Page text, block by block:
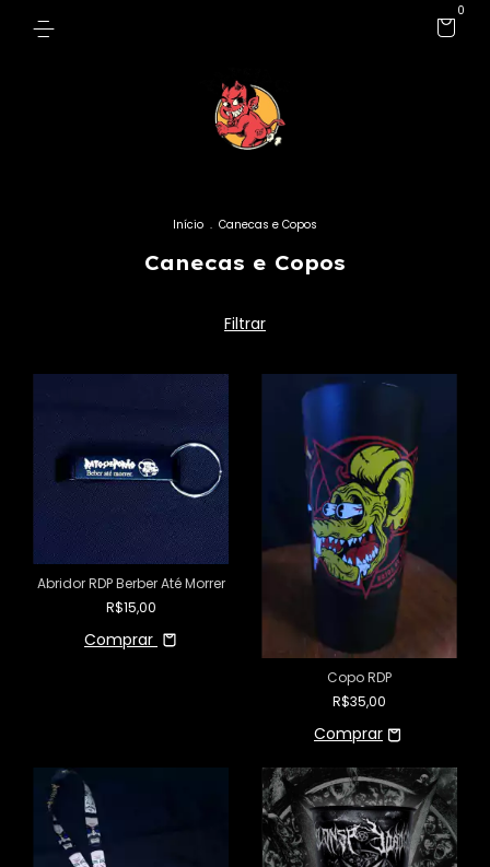
0
Início . Canecas e Copos
Canecas e Copos
Filtrar
Abridor RDP Berber Até Morrer
R$15,00
Comprar
Copo RDP
R$35,00